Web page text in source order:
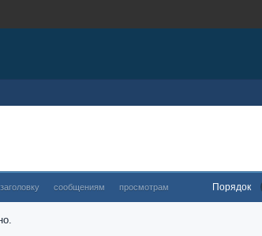
заголовку сообщениям просмотрам Порядок